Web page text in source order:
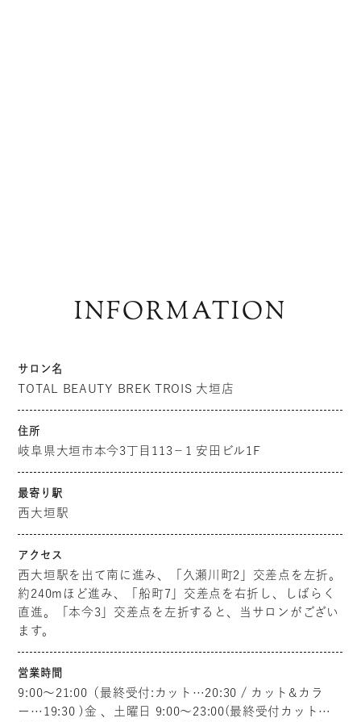
INFORMATION
サロン名
TOTAL BEAUTY BREK TROIS 大垣店
住所
岐阜県大垣市本今3丁目113−1 安田ビル1F
最寄り駅
西大垣駅
アクセス
西大垣駅を出て南に進み、「久瀬川町2」交差点を左折。
約240mほど進み、「船町7」交差点を右折し、しばらく
直進。「本今3」交差点を左折すると、当サロンがござい
ます。
営業時間
9:00～21:00（最終受付:カット…20:30 / カット&カラ
ー…19:30 )金 、土曜日 9:00～23:00(最終受付カット…